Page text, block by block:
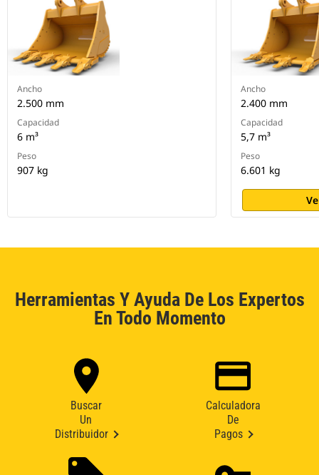
Ancho
2.500 mm
Capacidad
6 m³
Peso
907 kg
Ancho
2.400 mm
Capacidad
5,7 m³
Peso
6.601 kg
Herramientas Y Ayuda De Los Expertos
En Todo Momento
Buscar
Un
Distribuidor
Calculadora
De
Pagos